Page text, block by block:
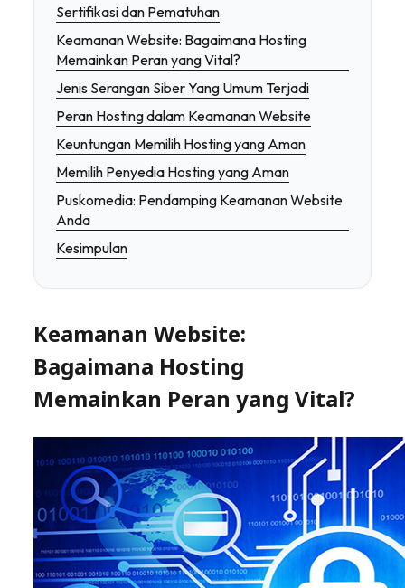
Sertifikasi dan Pematuhan
Keamanan Website: Bagaimana Hosting
Memainkan Peran yang Vital?
Jenis Serangan Siber Yang Umum Terjadi
Peran Hosting dalam Keamanan Website
Keuntungan Memilih Hosting yang Aman
Memilih Penyedia Hosting yang Aman
Puskomedia: Pendamping Keamanan Website
Anda
Kesimpulan
Keamanan Website:
Bagaimana Hosting
Memainkan Peran yang Vital?